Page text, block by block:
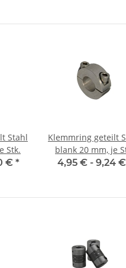
Stahl
Stk.
€ *
Klemmring geteilt
blank 20 mm, je
4,95 € - 9,24 €